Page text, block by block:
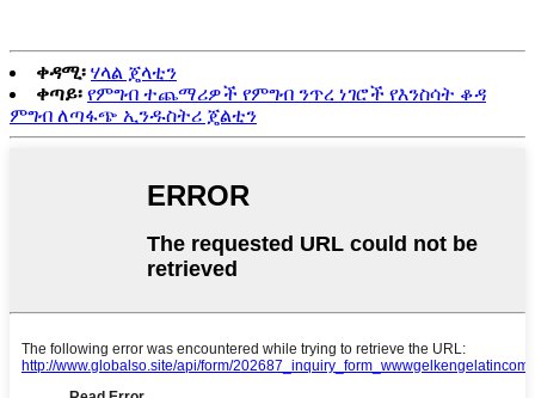
ቀዳሚ፡ ሃላል ጄላቲን
ቀጣይ፡ የምግብ ተጨማሪዎች የምግብ ንጥረ ነገሮች የእንስሳት ቆዳ
ምግብ ለጣፋጭ ኢንዱስትሪ ጄልቲን